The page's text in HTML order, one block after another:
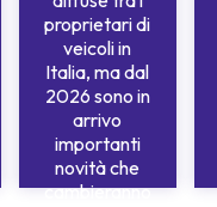
proprietari di
veicoli in
Italia, ma dal
2026 sono in
arrivo
importanti
novità che
cambieranno